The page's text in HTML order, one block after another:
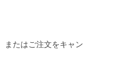
またはご注文をキャン